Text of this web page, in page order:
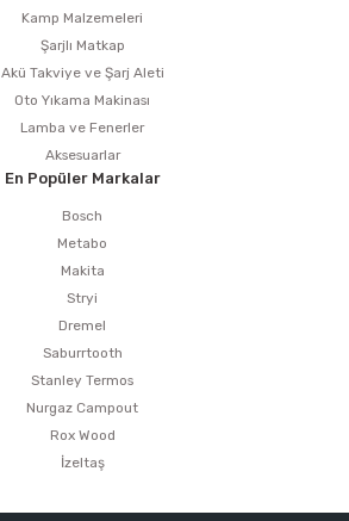
Kamp Malzemeleri
Şarjlı Matkap
Akü Takviye ve Şarj Aleti
Oto Yıkama Makinası
Lamba ve Fenerler
Aksesuarlar
En Popüler Markalar
Bosch
Metabo
Makita
Stryi
Dremel
Saburrtooth
Stanley Termos
Nurgaz Campout
Rox Wood
İzeltaş